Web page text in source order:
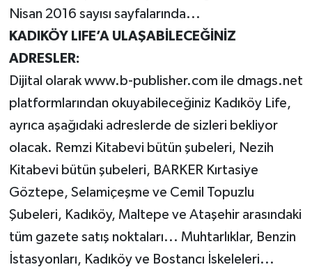
Nisan 2016 sayısı sayfalarında...
KADIKÖY LIFE’A ULAŞABİLECEĞİNİZ
ADRESLER:
Dijital olarak www.b-publisher.com ile dmags.net
platformlarından okuyabileceğiniz Kadıköy Life,
ayrıca aşağıdaki adreslerde de sizleri bekliyor
olacak. Remzi Kitabevi bütün şubeleri, Nezih
Kitabevi bütün şubeleri, BARKER Kırtasiye
Göztepe, Selamiçeşme ve Cemil Topuzlu
Şubeleri, Kadıköy, Maltepe ve Ataşehir arasındaki
tüm gazete satış noktaları... Muhtarlıklar, Benzin
İstasyonları, Kadıköy ve Bostancı İskeleleri...